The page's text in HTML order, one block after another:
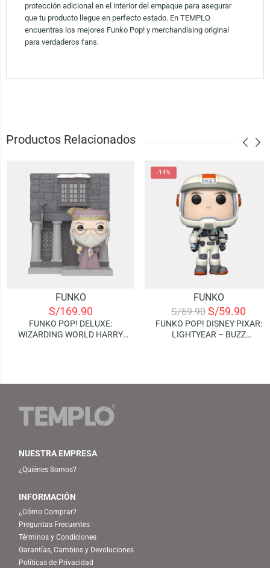
protección adicional en el interior del empaque para asegurar
que tu producto llegue en perfecto estado. En TEMPLO
encuentras los mejores Funko Pop! y merchandising original
para verdaderos fans.
Productos Relacionados
FUNKO
S/169.90
FUNKO POP! DELUXE:
WIZARDING WORLD HARRY
-14%
FUNKO
S/69.90 S/59.90
FUNKO POP! DISNEY PIXAR:
LIGHTYEAR – BUZZ
NUESTRA EMPRESA
¿Quiénes Somos?
INFORMACIÓN
¿Cómo Comprar?
Preguntas Frecuentes
Términos y Condiciones
Garantías, Cambios y Devoluciones
Políticas de Privacidad